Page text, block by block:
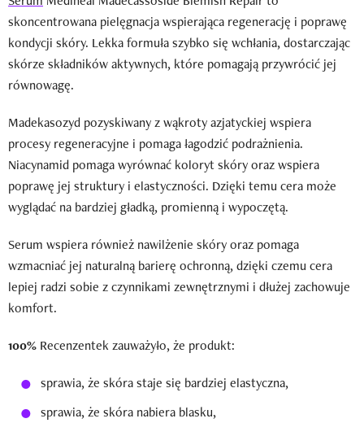
skoncentrowana pielęgnacja wspierająca regenerację i poprawę
kondycji skóry. Lekka formuła szybko się wchłania, dostarczając
skórze składników aktywnych, które pomagają przywrócić jej
równowagę.
Madekasozyd pozyskiwany z wąkroty azjatyckiej wspiera
procesy regeneracyjne i pomaga łagodzić podrażnienia.
Niacynamid pomaga wyrównać koloryt skóry oraz wspiera
poprawę jej struktury i elastyczności. Dzięki temu cera może
wyglądać na bardziej gładką, promienną i wypoczętą.
Serum wspiera również nawilżenie skóry oraz pomaga
wzmacniać jej naturalną barierę ochronną, dzięki czemu cera
lepiej radzi sobie z czynnikami zewnętrznymi i dłużej zachowuje
komfort.
100% Recenzentek zauważyło, że produkt:
sprawia, że skóra staje się bardziej elastyczna,
sprawia, że skóra nabiera blasku,